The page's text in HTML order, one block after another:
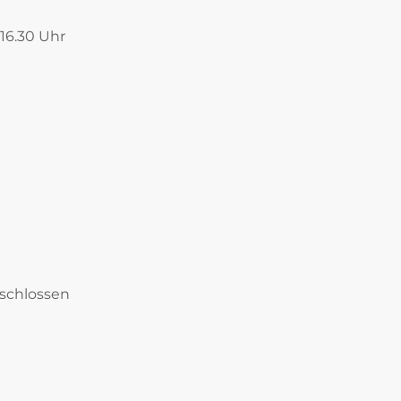
Uhr